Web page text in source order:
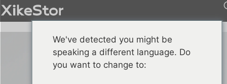
We've detected you might be
speaking a different language. Do
you want to change to: